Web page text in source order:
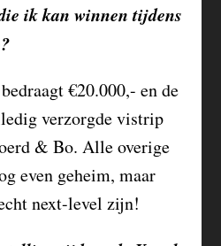
ik kan winnen tijdens
€20.000,- en de
verzorgde vistrip
& Bo. Alle overige
even geheim, maar
next-level zijn!